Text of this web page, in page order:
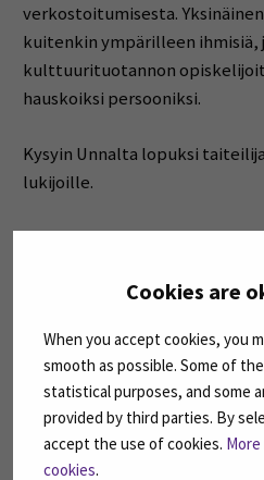
Cookies are
When you accept cookies, you
smooth as possible. Some of
statistical purposes, and some
provided by third parties. By
accept the use of cookies.
cookies.
verkostoitumisesta.
kuitenkin ympärilleen ihmisiä,
kulttuurituotannon
hauskoiksi persooniksi.
Kysyin Unnalta lopuksi
lukijoille.
– Ostakaa kiiltokuvia ja
vihreät viikset (siis taulun, ei
tehkää siitä performanssi,
ongelmia taiteen avulla,
sanomasta. Tehkää,
Jos Unnan taide kiinnostaa,